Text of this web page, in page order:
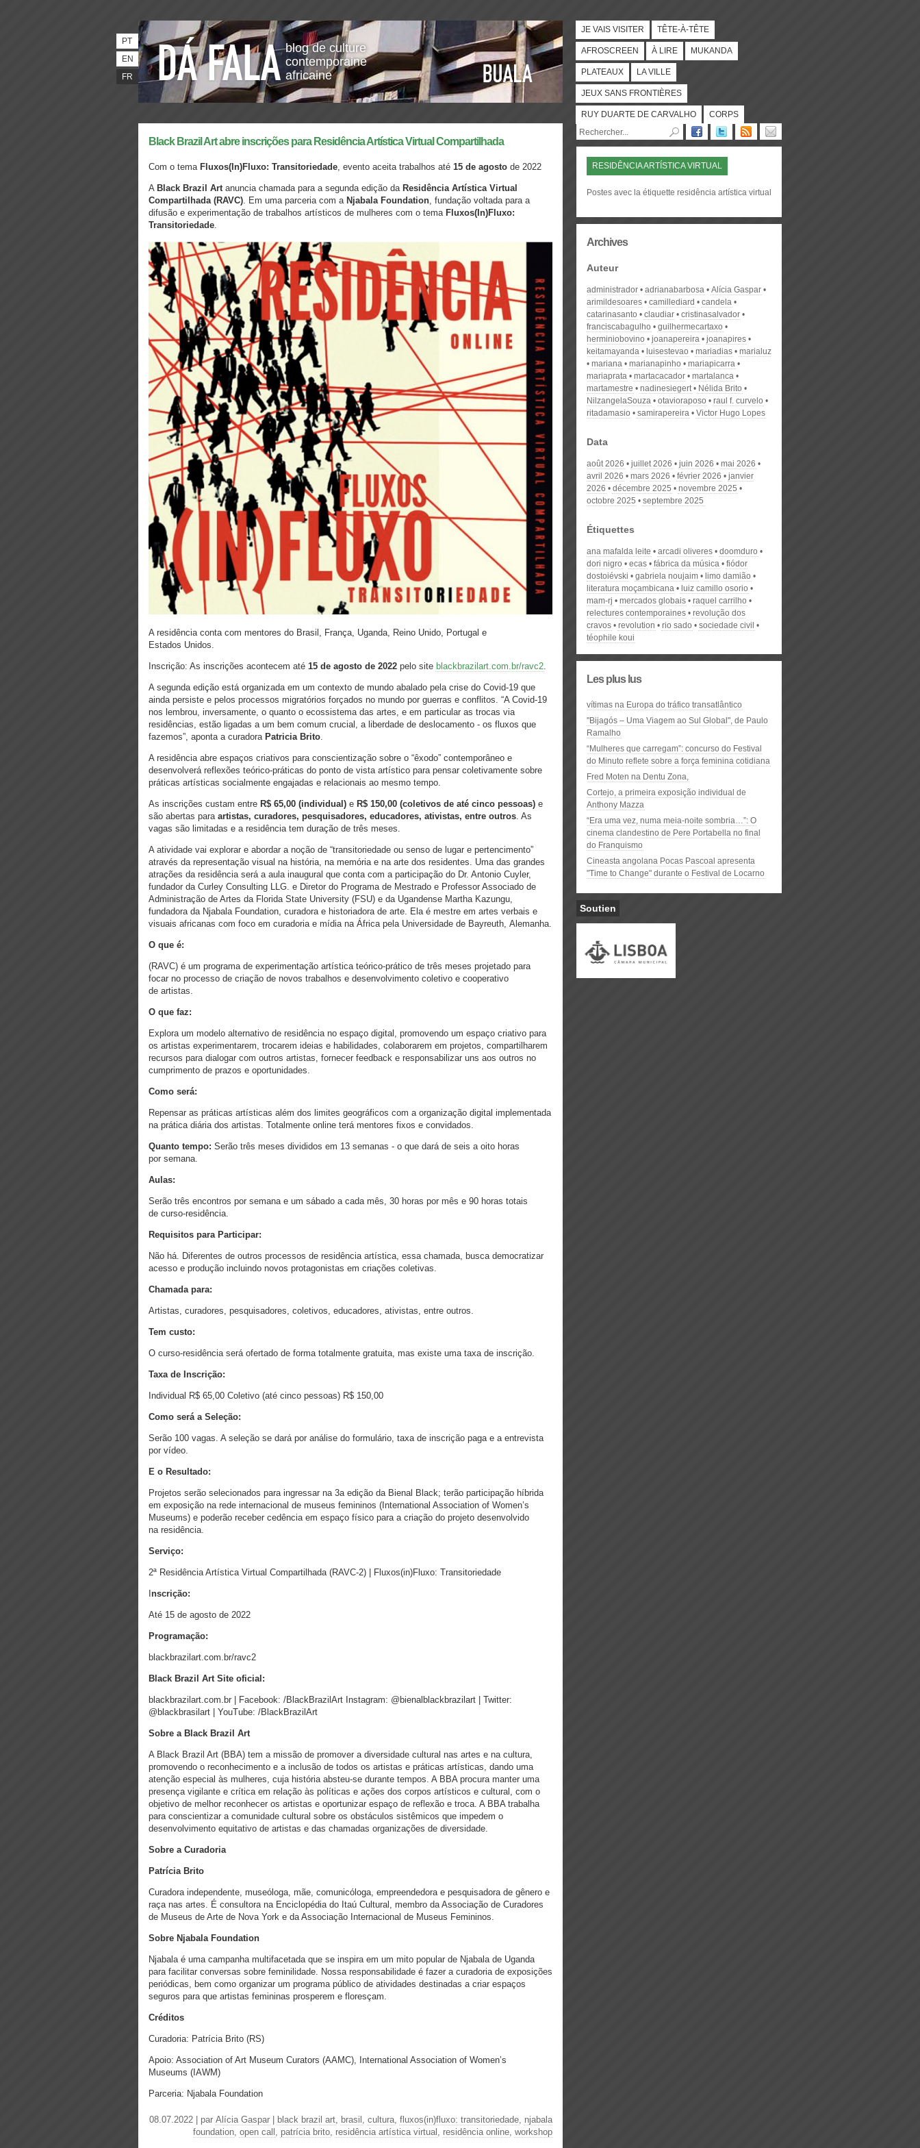
blog de culture
contemporaine
africaine
PT
EN
FR
JE VAIS VISITER TÊTE-À-TÊTE
AFROSCREEN À LIRE MUKANDA
PLATEAUX LA VILLE
JEUX SANS FRONTIÈRES
RUY DUARTE DE CARVALHO CORPS
Black Brazil Art abre inscrições para Residência Artística Virtual Compartilhada
Com o tema Fluxos(In)Fluxo: Transitoriedade, evento aceita trabalhos até 15 de agosto de 2022
A Black Brazil Artanuncia chamada para a segunda edição da Residência Artística Virtual
Compartilhada (RAVC). Em uma parceria com a Njabala Foundation, fundação voltada para a
difusão e experimentação de trabalhos artísticos de mulheres com o tema Fluxos(In)Fluxo:
Transitoriedade.
A residência conta com mentores do Brasil, França, Uganda, Reino Unido, Portugal e
Estados Unidos.
Inscrição: As inscrições acontecem até 15 de agosto de 2022 pelo site blackbrazilart.com.br/ravc2.
A segunda edição está organizada em um contexto de mundo abalado pela crise do Covid-19 que
ainda persiste e pelos processos migratórios forçados no mundo por guerras e conflitos. “A Covid-19
nos lembrou, inversamente, o quanto o ecossistema das artes, e em particular as trocas via
residências, estão ligadas a um bem comum crucial, a liberdade de deslocamento - os fluxos que
fazemos”, aponta a curadora Patricia Brito.
A residência abre espaços criativos para conscientização sobre o “êxodo” contemporâneo e
desenvolverá reflexões teórico-práticas do ponto de vista artístico para pensar coletivamente sobre
práticas artísticas socialmente engajadas e relacionais ao mesmo tempo.
As inscrições custam entre R$ 65,00 (individual) e R$ 150,00 (coletivos de até cinco pessoas) e
são abertas para artistas, curadores, pesquisadores, educadores, ativistas, entre outros. As
vagas são limitadas e a residência tem duração de três meses.
A atividade vai explorar e abordar a noção de “transitoriedade ou senso de lugar e pertencimento”
através da representação visual na história, na memória e na arte dos residentes. Uma das grandes
atrações da residência será a aula inaugural que conta com a participação do Dr. Antonio Cuyler,
fundador da Curley Consulting LLG. e Diretor do Programa de Mestrado e Professor Associado de
Administração de Artes da Florida State University (FSU) e da Ugandense Martha Kazungu,
fundadora da Njabala Foundation, curadora e historiadora de arte. Ela é mestre em artes verbais e
visuais africanas com foco em curadoria e mídia na África pela Universidade de Bayreuth, Alemanha.
O que é:
(RAVC) é um programa de experimentação artística teórico-prático de três meses projetado para
focar no processo de criação de novos trabalhos e desenvolvimento coletivo e cooperativo
de artistas.
O que faz:
Explora um modelo alternativo de residência no espaço digital, promovendo um espaço criativo para
os artistas experimentarem, trocarem ideias e habilidades, colaborarem em projetos, compartilharem
recursos para dialogar com outros artistas, fornecer feedback e responsabilizar uns aos outros no
cumprimento de prazos e oportunidades.
Como será:
Repensar as práticas artísticas além dos limites geográficos com a organização digital implementada
na prática diária dos artistas. Totalmente online terá mentores fixos e convidados.
Quanto tempo: Serão três meses divididos em 13 semanas - o que dará de seis a oito horas
por semana.
Aulas:
Serão três encontros por semana e um sábado a cada mês, 30 horas por mês e 90 horas totais
de curso-residência.
Requisitos para Participar:
Não há. Diferentes de outros processos de residência artística, essa chamada, busca democratizar
acesso e produção incluindo novos protagonistas em criações coletivas.
Chamada para:
Artistas, curadores, pesquisadores, coletivos, educadores, ativistas, entre outros.
Tem custo:
O curso-residência será ofertado de forma totalmente gratuita, mas existe uma taxa de inscrição.
Taxa de Inscrição:
Individual R$ 65,00 Coletivo (até cinco pessoas) R$ 150,00
Como será a Seleção:
Serão 100 vagas. A seleção se dará por análise do formulário, taxa de inscrição paga e a entrevista
por vídeo.
E o Resultado:
Projetos serão selecionados para ingressar na 3a edição da Bienal Black; terão participação híbrida
em exposição na rede internacional de museus femininos (International Association of Women’s
Museums) e poderão receber cedência em espaço físico para a criação do projeto desenvolvido
na residência.
Serviço:
2ª Residência Artística Virtual Compartilhada (RAVC-2) | Fluxos(in)Fluxo: Transitoriedade
nscrição:
Até 15 de agosto de 2022
Programação:
blackbrazilart.com.br/ravc2
Black Brazil Art Site oficial:
blackbrazilart.com.br | Facebook: /BlackBrazilArt Instagram: @bienalblackbrazilart | Twitter:
@blackbrasilart | YouTube: /BlackBrazilArt
Sobre a Black Brazil Art
A Black Brazil Art (BBA) tem a missão de promover a diversidade cultural nas artes e na cultura,
promovendo o reconhecimento e a inclusão de todos os artistas e práticas artísticas, dando uma
atenção especial às mulheres, cuja história absteu-se durante tempos. A BBA procura manter uma
presença vigilante e crítica em relação às políticas e ações dos corpos artísticos e cultural, com o
objetivo de melhor reconhecer os artistas e oportunizar espaço de reflexão e troca. A BBA trabalha
para conscientizar a comunidade cultural sobre os obstáculos sistêmicos que impedem o
desenvolvimento equitativo de artistas e das chamadas organizações de diversidade.
Sobre a Curadoria
Patrícia Brito
Curadora independente, museóloga, mãe, comunicóloga, empreendedora e pesquisadora de gênero e
raça nas artes. É consultora na Enciclopédia do Itaú Cultural, membro da Associação de Curadores
de Museus de Arte de Nova York e da Associação Internacional de Museus Femininos.
Sobre Njabala Foundation
Njabala é uma campanha multifacetada que se inspira em um mito popular de Njabala de Uganda
para facilitar conversas sobre feminilidade. Nossa responsabilidade é fazer a curadoria de exposições
periódicas, bem como organizar um programa público de atividades destinadas a criar espaços
seguros para que artistas femininas prosperem e floresçam.
Créditos
Curadoria: Patrícia Brito (RS)
Apoio: Association of Art Museum Curators (AAMC), International Association of Women’s
Museums (IAWM)
Parceria: Njabala Foundation
08.07.2022 | par Alícia Gaspar black brazil art, brasil , cultura, fluxos(in)fluxo: transitoriedade, njabala
foundation, open call , patrícia brito, residência artística virtual , residência online, workshop
RESIDÊNCIA ARTÍSTICA VIRTUAL
Postes avec la étiquette residência artística virtual
Archives
Auteur
administrador adrianabarbosa
Alícia Gaspar
arimildesoares
camillediard
candela
catarinasanto
claudiar
cristinasalvador
franciscabagulho
guilhermecartaxo
herminiobovino
joanapereira
joanapires
keitamayanda
luisestevao mariadias
marialuz
mariana
marianapinho
mariapicarra
mariaprata
martacacador
martalanca
martamestre
nadinesiegert
Nélida Brito
NilzangelaSouza
otavioraposo
raul f. curvelo
ritadamasio
samirapereira Victor Hugo Lopes
Data
août 2026 juillet 2026 juin 2026
mai 2026
avril 2026
mars 2026 février 2026
janvier
2026
décembre 2025
novembre 2025
octobre 2025
septembre 2025
Étiquettes
ana mafalda leite arcadi oliveres
doomduro
dori nigro
ecas fábrica da música
fiódor
dostoiévski
gabriela noujaim
limo damião
literatura moçambicana
luiz camillo osorio
mam-rj
mercados globais
raquel carrilho
relectures contemporaines
revolução dos
cravos
revolution rio sado
sociedade civil
téophile koui
Les plus lus
vítimas na Europa do tráfico transatlântico
"Bijagós – Uma Viagem ao Sul Global", de Paulo
Ramalho
“Mulheres que carregam”: concurso do Festival
do Minuto reflete sobre a força feminina cotidiana
Fred Moten na Dentu Zona,
Cortejo, a primeira exposição individual de
Anthony Mazza
“Era uma vez, numa meia-noite sombria…”: O
cinema clandestino de Pere Portabella no final
do Franquismo
Cineasta angolana Pocas Pascoal apresenta
"Time to Change" durante o Festival de Locarno
Soutien